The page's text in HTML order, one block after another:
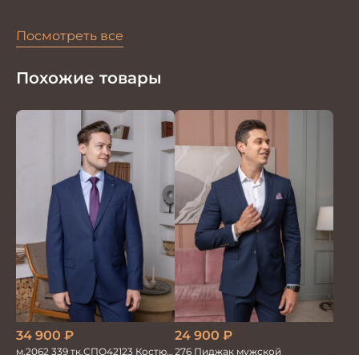
Посмотреть все
Похожие товары
34 900 ₽
м.2062 339 тк.СПО42123 Костюм
24 900 ₽
276 Пиджак мужской